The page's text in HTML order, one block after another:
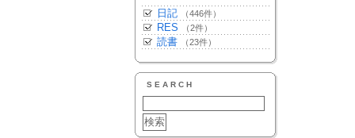
日記 （446件）
RES （2件）
読書 （23件）
SEARCH